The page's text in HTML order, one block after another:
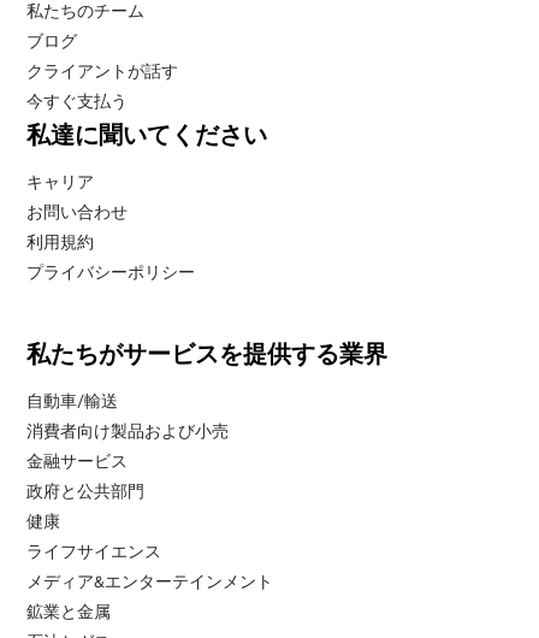
私たちのチーム
ブログ
クライアントが話す
今すぐ支払う
私達に聞いてください
キャリア
お問い合わせ
利用規約
プライバシーポリシー
私たちがサービスを提供する業界
自動車/輸送
消費者向け製品および小売
金融サービス
政府と公共部門
健康
ライフサイエンス
メディア&エンターテインメント
鉱業と金属